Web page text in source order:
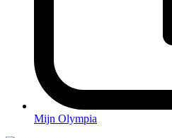
Mijn Olympia